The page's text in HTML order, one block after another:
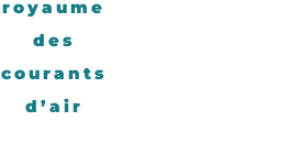
royaume
des
courants
d’air